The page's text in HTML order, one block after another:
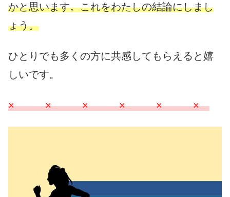
かと思います。これをわたしの結論にしまし
ょう。
ひとりでも多くの方に共感してもらえると嬉
しいです。
× × × × × ×